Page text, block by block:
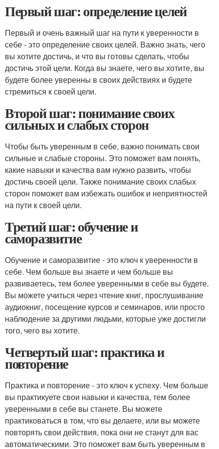
Первый шаг: определение целей
Первый и очень важный шаг на пути к уверенности в
себе - это определение своих целей. Важно знать, чего
вы хотите достичь, и что вы готовы сделать, чтобы
достичь этой цели. Когда вы знаете, чего вы хотите, вы
будете более уверенны в своих действиях и будете
стремиться к своей цели.
Второй шаг: понимание своих
сильных и слабых сторон
Чтобы быть уверенным в себе, важно понимать свои
сильные и слабые стороны. Это поможет вам понять,
какие навыки и качества вам нужно развить, чтобы
достичь своей цели. Также понимание своих слабых
сторон поможет вам избежать ошибок и неприятностей
на пути к своей цели.
Третий шаг: обучение и
саморазвитие
Обучение и саморазвитие - это ключ к уверенности в
себе. Чем больше вы знаете и чем больше вы
развиваетесь, тем более уверенными в себе вы будете.
Вы можете учиться через чтение книг, прослушивание
аудиокниг, посещение курсов и семинаров, или просто
наблюдение за другими людьми, которые уже достигли
того, чего вы хотите.
Четвертый шаг: практика и
повторение
Практика и повторение - это ключ к успеху. Чем больше
вы практикуете свои навыки и качества, тем более
уверенными в себе вы станете. Вы можете
практиковаться в том, что вы делаете, или вы можете
повторять свои действия, пока они не станут для вас
автоматическими. Это поможет вам быть уверенным в